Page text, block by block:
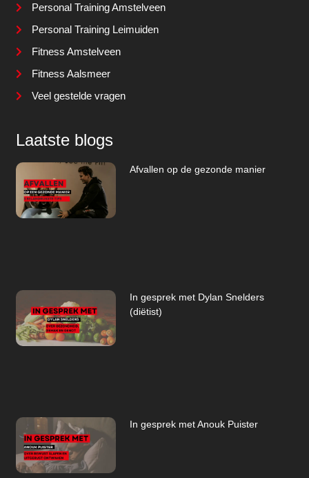
Personal Training Amstelveen
Personal Training Leimuiden
Fitness Amstelveen
Fitness Aalsmeer
Veel gestelde vragen
Laatste blogs
Afvallen op de gezonde manier
In gesprek met Dylan Snelders
(diëtist)
In gesprek met Anouk Puister